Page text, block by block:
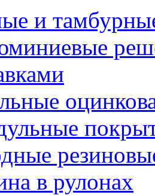
и
в рулонах